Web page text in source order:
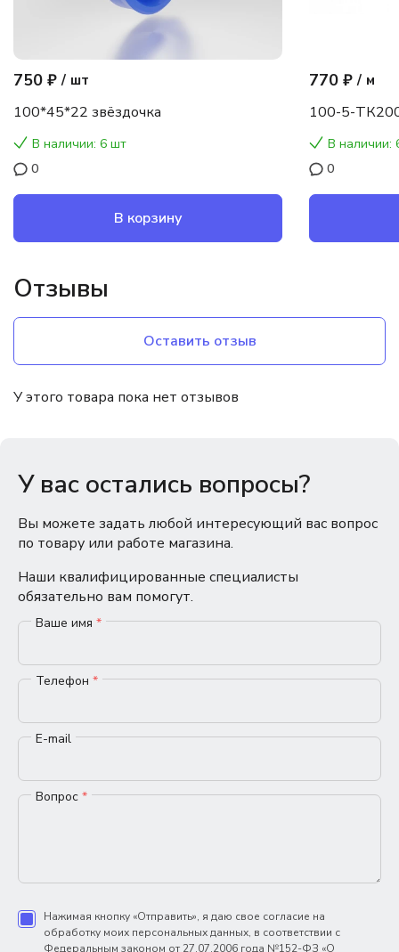
750 ₽ / шт
100*45*22 звёздочка
В наличии: 6 шт
0
В корзину
770 ₽ / м
100-5-
В наличии:
0
Отзывы
Оставить отзыв
У этого товара пока нет отзывов
У вас остались вопросы?
Вы можете задать любой интересующий вас вопрос
по товару или работе магазина.
Наши квалифицированные специалисты
обязательно вам помогут.
Ваше имя *
Телефон *
E-mail
Вопрос *
Нажимая кнопку «Отправить», я даю свое согласие на
обработку моих персональных данных, в соответствии с
Федеральным законом от 27.07.2006 года №152-ФЗ «О